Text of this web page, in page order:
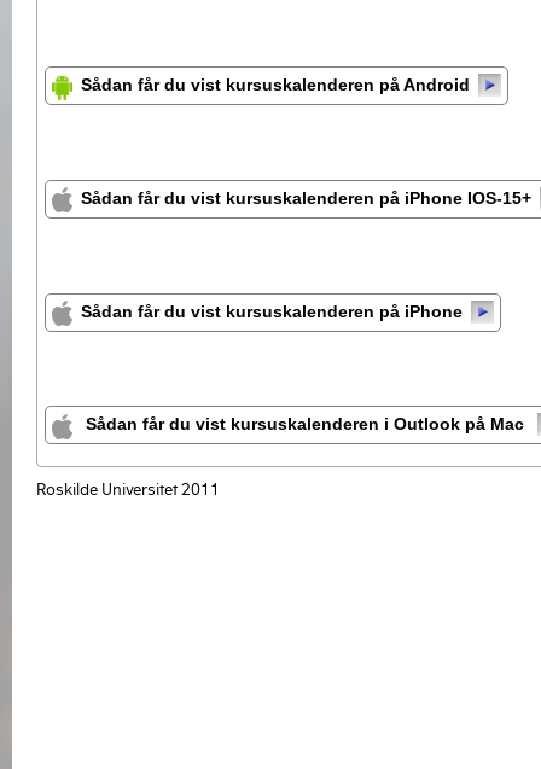
Sådan får du vist kursuskalenderen på Android
Sådan får du vist kursuskalenderen på iPhone IOS-15+
Sådan får du vist kursuskalenderen på iPhone
Sådan får du vist kursuskalenderen i Outlook på Mac
Roskilde Universitet 2011